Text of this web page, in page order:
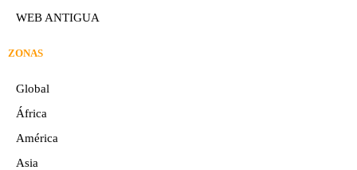
WEB ANTIGUA
ZONAS
Global
África
América
Asia